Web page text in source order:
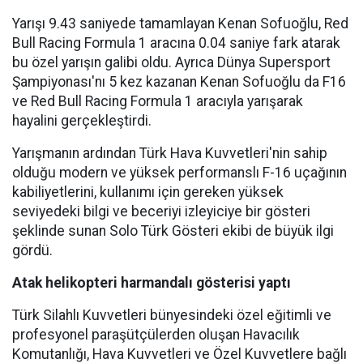
Yarışı 9.43 saniyede tamamlayan Kenan Sofuoğlu, Red
Bull Racing Formula 1 aracına 0.04 saniye fark atarak
bu özel yarışın galibi oldu. Ayrıca Dünya Supersport
Şampiyonası'nı 5 kez kazanan Kenan Sofuoğlu da F16
ve Red Bull Racing Formula 1 aracıyla yarışarak
hayalini gerçekleştirdi.
Yarışmanın ardından Türk Hava Kuvvetleri'nin sahip
olduğu modern ve yüksek performanslı F-16 uçağının
kabiliyetlerini, kullanımı için gereken yüksek
seviyedeki bilgi ve beceriyi izleyiciye bir gösteri
şeklinde sunan Solo Türk Gösteri ekibi de büyük ilgi
gördü.
Atak helikopteri harmandalı gösterisi yaptı
Türk Silahlı Kuvvetleri bünyesindeki özel eğitimli ve
profesyonel paraşütçülerden oluşan Havacılık
Komutanlığı, Hava Kuvvetleri ve Özel Kuvvetlere bağlı